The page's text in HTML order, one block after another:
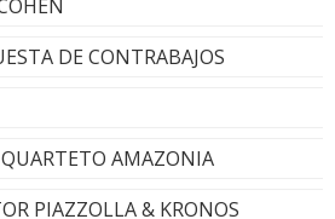
DE CONTRABAJOS
AMAZONIA
PIAZZOLLA & KRONOS